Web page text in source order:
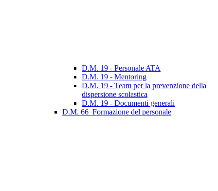
D.M. 19 - Personale ATA
D.M. 19 - Mentoring
D.M. 19 - Team per la prevenzione della
dispersione scolastica
D.M. 19 - Documenti generali
D.M. 66_Formazione del personale